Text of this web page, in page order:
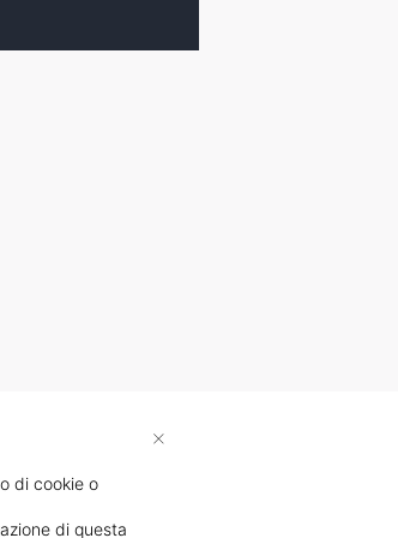
di cookie o
di questa
×